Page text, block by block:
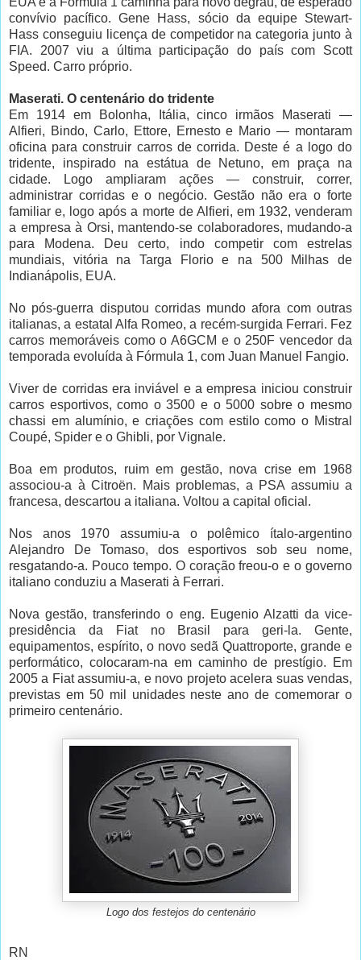
convívio pacífico. Gene Hass, sócio da equipe Stewart-
Hass conseguiu licença de competidor na categoria junto à
FIA. 2007 viu a última participação do país com Scott
Speed. Carro próprio.
Maserati. O centenário do tridente
Em 1914 em Bolonha, Itália, cinco irmãos Maserati —
Alfieri, Bindo, Carlo, Ettore, Ernesto e Mario — montaram
oficina para construir carros de corrida. Deste é a logo do
tridente, inspirado na estátua de Netuno, em praça na
cidade. Logo ampliaram ações — construir, correr,
administrar corridas e o negócio. Gestão não era o forte
familiar e, logo após a morte de Alfieri, em 1932, venderam
a empresa à Orsi, mantendo-se colaboradores, mudando-a
para Modena. Deu certo, indo competir com estrelas
mundiais, vitória na Targa Florio e na 500 Milhas de
Indianápolis, EUA.
No pós-guerra disputou corridas mundo afora com outras
italianas, a estatal Alfa Romeo, a recém-surgida Ferrari. Fez
carros memoráveis como o A6GCM e o 250F vencedor da
temporada evoluída à Fórmula 1, com Juan Manuel Fangio.
Viver de corridas era inviável e a empresa iniciou construir
carros esportivos, como o 3500 e o 5000 sobre o mesmo
chassi em alumínio, e criações com estilo como o Mistral
Coupé, Spider e o Ghibli, por Vignale.
Boa em produtos, ruim em gestão, nova crise em 1968
associou-a à Citroën. Mais problemas, a PSA assumiu a
francesa, descartou a italiana. Voltou a capital oficial.
Nos anos 1970 assumiu-a o polêmico ítalo-argentino
Alejandro De Tomaso, dos esportivos sob seu nome,
resgatando-a. Pouco tempo. O coração freou-o e o governo
italiano conduziu a Maserati à Ferrari.
Nova gestão, transferindo o eng. Eugenio Alzatti da vice-
presidência da Fiat no Brasil para geri-la. Gente,
equipamentos, espírito, o novo sedã Quattroporte, grande e
performático, colocaram-na em caminho de prestígio. Em
2005 a Fiat assumiu-a, e novo projeto acelera suas vendas,
previstas em 50 mil unidades neste ano de comemorar o
primeiro centenário.
Logo dos festejos do centenário
RN